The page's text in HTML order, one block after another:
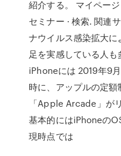
紹介する。 マイページ
セミナー · 検索. 関連
ナウイルス感染拡大
足を実感している人も
iPhoneには 2019年9
時に、アップルの定
「Apple Arcade」が
基本的にはiPhoneの
現時点では